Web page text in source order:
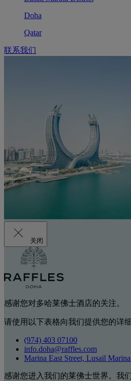
Doha
Qatar
联系我们
关闭
感谢您对多哈莱佛士酒店的关注。
请使用以下表格向我们提供您的详细
(974) 403 07100
info.doha@raffles.com
Marina East Street, Lusail
感谢您进入我们的莱佛士世界。我